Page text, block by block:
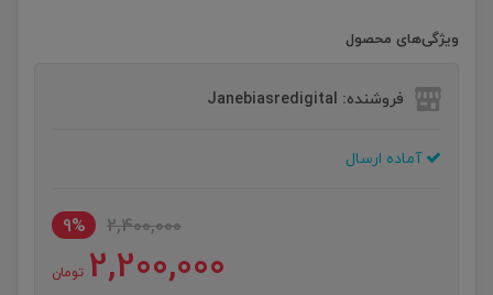
ویژگی‌های محصول
فروشنده: Janebiasredigital
آماده ارسال
2,400,000
9%
2,200,000 تومان